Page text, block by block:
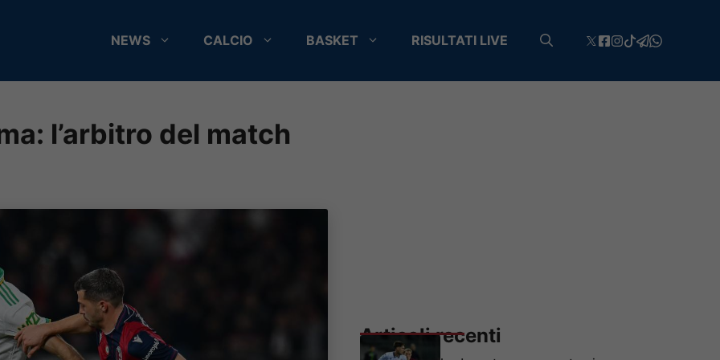
NEWS CALCIO BASKET RISULTATI LIVE
l’arbitro del match
Articoli recenti